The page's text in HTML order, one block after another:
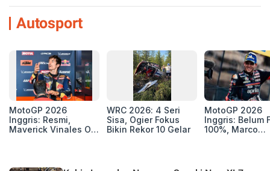
Autosport
MotoGP 2026
Inggris: Resmi,
Maverick Vinales Out
Selanjutnya Belum
WRC 2026: 4 Seri
Sisa, Ogier Fokus
Bikin Rekor 10 Gelar
MotoGP 2026
Inggris: Belum
100%, Marco
GP